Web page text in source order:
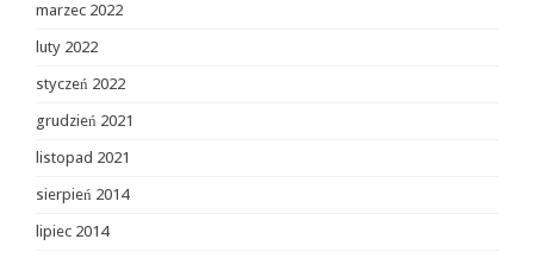
marzec 2022
luty 2022
styczeń 2022
grudzień 2021
listopad 2021
sierpień 2014
lipiec 2014